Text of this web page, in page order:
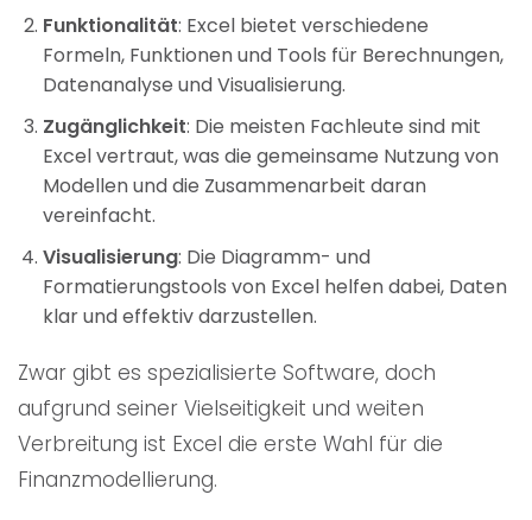
Funktionalität: Excel bietet verschiedene
Formeln, Funktionen und Tools für Berechnungen,
Datenanalyse und Visualisierung.
Zugänglichkeit: Die meisten Fachleute sind mit
Excel vertraut, was die gemeinsame Nutzung von
Modellen und die Zusammenarbeit daran
vereinfacht.
Visualisierung: Die Diagramm- und
Formatierungstools von Excel helfen dabei, Daten
klar und effektiv darzustellen.
Zwar gibt es spezialisierte Software, doch
aufgrund seiner Vielseitigkeit und weiten
Verbreitung ist Excel die erste Wahl für die
Finanzmodellierung.